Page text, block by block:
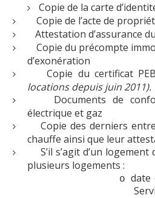
Droits et devoirs
Réparations à charge de ...
Liens utiles
Logements
Heures d'ouverture
Coordonnées
Copie de la carte
Copie de l’acte de
Attestation d’assurance
Copie du précompte
d’exonération
Copie du certificat PEB
locations depuis juin 2011).
Documents de
électrique et gaz
Copie des derniers
chauffe ainsi que leur
S’il s’agit d’un
plusieurs logements :
o date